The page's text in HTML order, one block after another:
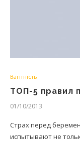
Вагітність
ТОП-5 правил
01/10/2013
Страх перед
испытывают не